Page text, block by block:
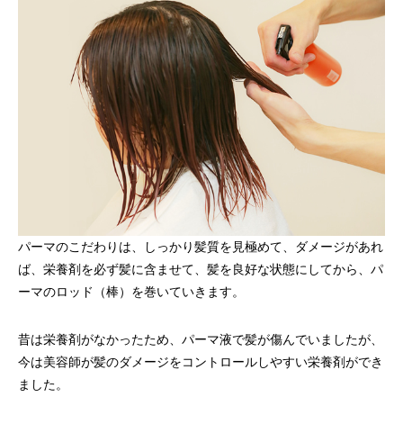
パーマのこだわりは、しっかり髪質を見極めて、ダメージがあれ
ば、栄養剤を必ず髪に含ませて、髪を良好な状態にしてから、パ
ーマのロッド（棒）を巻いていきます。
昔は栄養剤がなかったため、パーマ液で髪が傷んでいましたが、
今は美容師が髪のダメージをコントロールしやすい栄養剤ができ
ました。